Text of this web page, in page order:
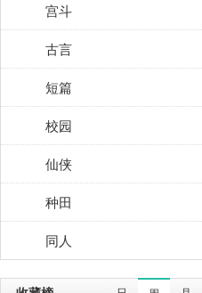
宫斗
古言
短篇
校园
仙侠
种田
同人